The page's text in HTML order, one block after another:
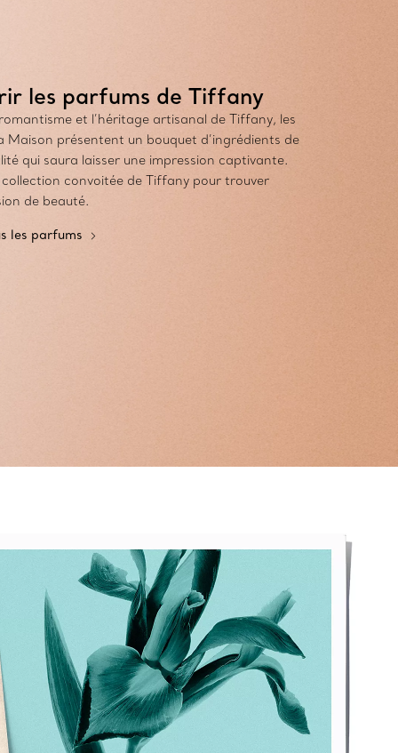
les parfums de Tiffany
et l’héritage artisanal de Tiffany, les
Maison présentent un bouquet d’ingrédients de
qui saura laisser une impression captivante.
collection convoitée de Tiffany pour trouver
de beauté.
les parfums